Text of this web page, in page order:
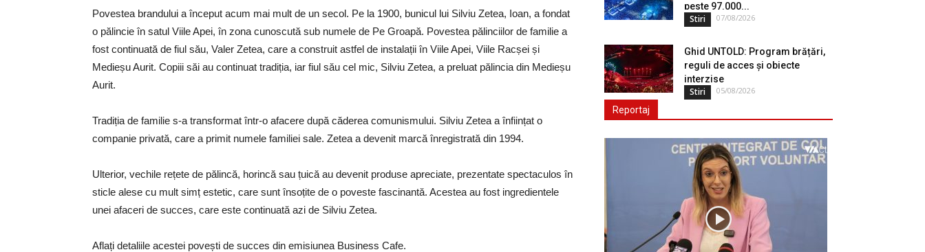
Povestea brandului a început acum mai mult de un secol. Pe la 1900, bunicul lui Silviu Zetea, Ioan, a fondat
o pălincie în satul Viile Apei, în zona cunoscută sub numele de Pe Groapă. Povestea pălinciilor de familie a
fost continuată de fiul său, Valer Zetea, care a construit astfel de instalații în Viile Apei, Viile Racșei și
Medieșu Aurit. Copiii săi au continuat tradiția, iar fiul său cel mic, Silviu Zetea, a preluat pălincia din Medieșu
Aurit.
Tradiția de familie s-a transformat într-o afacere după căderea comunismului. Silviu Zetea a înființat o
companie privată, care a primit numele familiei sale. Zetea a devenit marcă înregistrată din 1994.
Ulterior, vechile rețete de pălincă, horincă sau țuică au devenit produse apreciate, prezentate spectaculos în
sticle alese cu mult simț estetic, care sunt însoțite de o poveste fascinantă. Acestea au fost ingredientele
unei afaceri de succes, care este continuată azi de Silviu Zetea.
Aflați detaliile acestei povești de succes din emisiunea Business Cafe.
peste 97.000...
Stiri 07/08/2026
Ghid UNTOLD: Program brățări,
reguli de acces și obiecte
interzise
Stiri 05/08/2026
Reportaj